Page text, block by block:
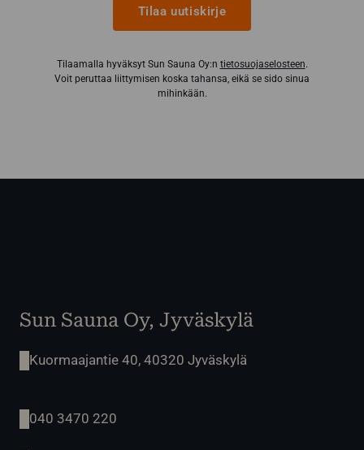
Tilaa uutiskirje
Tilaamalla hyväksyt Sun Sauna Oy:n tietosuojaselosteen.
Voit peruttaa liittymisen koska tahansa, eikä se sido sinua
mihinkään.
Sun Sauna Oy, Jyväskylä
Kuormaajantie 40, 40320 Jyväskylä
040 3470 220